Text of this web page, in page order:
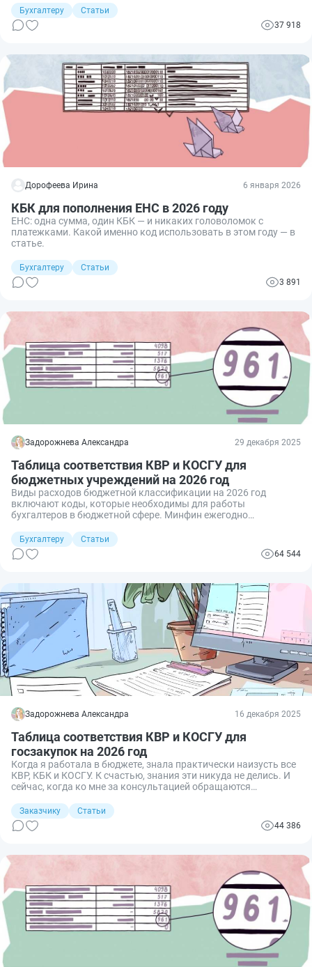
Бухгалтеру
Статьи
37 918
Дорофеева Ирина 6 января 2026
КБК для пополнения ЕНС в 2026 году
ЕНС: одна сумма, один КБК — и никаких головоломок с
платежками. Какой именно код использовать в этом году — в
статье.
Бухгалтеру
Статьи
3 891
Задорожнева Александра 29 декабря 2025
Таблица соответствия КВР и КОСГУ для
бюджетных учреждений на 2026 год
Виды расходов бюджетной классификации на 2026 год
включают коды, которые необходимы для работы
бухгалтеров в бюджетной сфере. Минфин ежегодно
КОСГУ.
Бухгалтеру
Статьи
64 544
Задорожнева Александра 16 декабря 2025
Таблица соответствия КВР и КОСГУ для
госзакупок на 2026 год
Когда я работала в бюджете, знала практически наизусть все
КВР, КБК и КОСГУ. К счастью, знания эти никуда не делись. И
сейчас, когда ко мне за консультацией обращаются
бюджетных кодов и их связь с госзакупками.
Проанализировав самые частые запросы, решила создать
рабочую памятку по КВР и КОСГУ в закупках для
Заказчику
Статьи
44 386